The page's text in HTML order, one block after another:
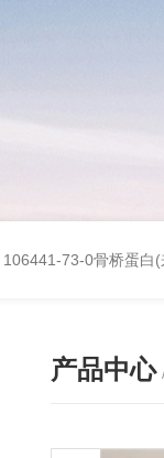
106441-73-0骨桥蛋白
产品中心